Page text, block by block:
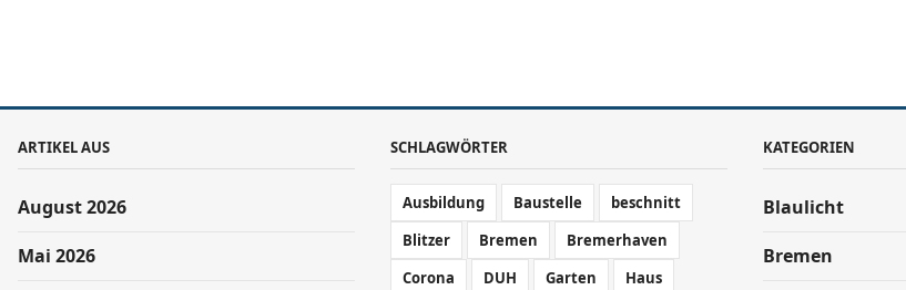
ARTIKEL AUS
August 2026
Mai 2026
SCHLAGWÖRTER
Ausbildung Baustelle
beschnitt
Blitzer
Bremen
Bremerhaven
Corona
DUH Garten
Haus
KATEGORIEN
Blaulicht
Bremen